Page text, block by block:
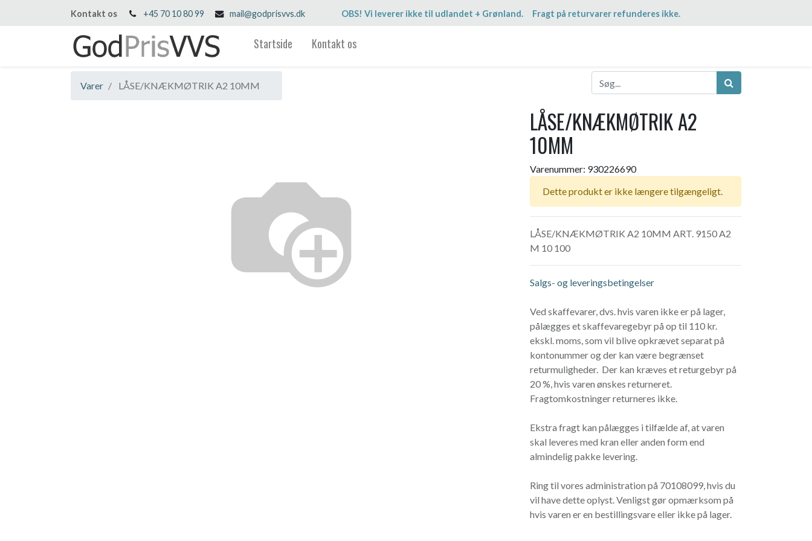
Kontakt os +45 70 10 80 99 mail@godprisvvs.dk OBS! Vi leverer ikke til udlandet + Grønland. Fragt på returvarer refunderes ikke.
Startside Kontakt os
Varer LÅSE/KNÆKMØTRIK A2 10MM
LÅSE/KNÆKMØTRIK A2
10MM
Varenummer: 930226690
Dette produkt er ikke længere tilgængeligt.
LÅSE/KNÆKMØTRIK A2 10MM ART. 9150 A2
M 10 100
Salgs- og leveringsbetingelser
Ved skaffevarer, dvs. hvis varen ikke er på lager,
pålægges et skaffevaregebyr på op til 110 kr.
ekskl. moms, som vil blive opkrævet separat på
kontonummer og der kan være begrænset
returmuligheder. Der kan kræves et returgebyr på
20 %, hvis varen ønskes returneret.
Fragtomkostninger returneres ikke.
Ekstra fragt kan pålægges i tilfælde af, at varen
skal leveres med kran eller anden form end
almindelig pakke levering.
Ring til vores administration på 70108099, hvis du
vil have dette oplyst. Venligst gør opmærksom på
hvis varen er en bestillingsvare eller ikke på lager.